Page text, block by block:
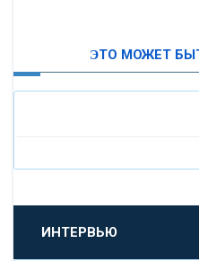
«БАНК САНКТ-
«ПРОМСВЯЗЬБАНК»
ЭТО МОЖЕТ
ИНТЕРВЬЮ